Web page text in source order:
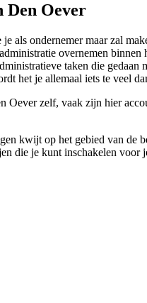
Den Oever
als ondernemer maar zal
overnemen
taken die
het je allemaal iets te veel
zelf, vaak zijn hier
kwijt op het gebied van de
die je kunt inschakelen